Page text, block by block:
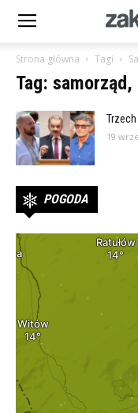
Strona główna Tagi
Tag: samorząd,
19
POGODA